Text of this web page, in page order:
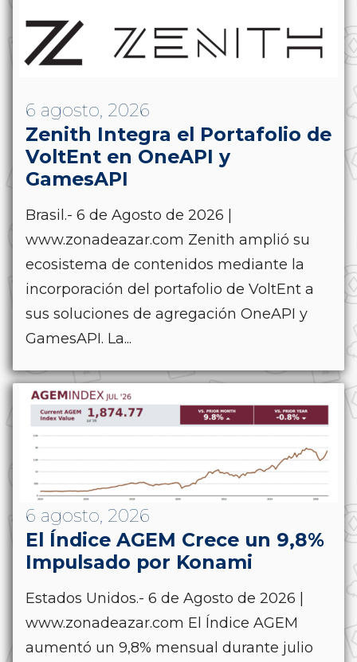
6 agosto, 2026
Zenith Integra el Portafolio de
VoltEnt en OneAPI y
GamesAPI
Brasil.- 6 de Agosto de 2026 |
www.zonadeazar.com Zenith amplió su
ecosistema de contenidos mediante la
incorporación del portafolio de VoltEnt a
sus soluciones de agregación OneAPI y
GamesAPI. La...
6 agosto, 2026
El Índice AGEM Crece un 9,8%
Impulsado por Konami
Estados Unidos.- 6 de Agosto de 2026 |
www.zonadeazar.com El Índice AGEM
aumentó un 9,8% mensual durante julio